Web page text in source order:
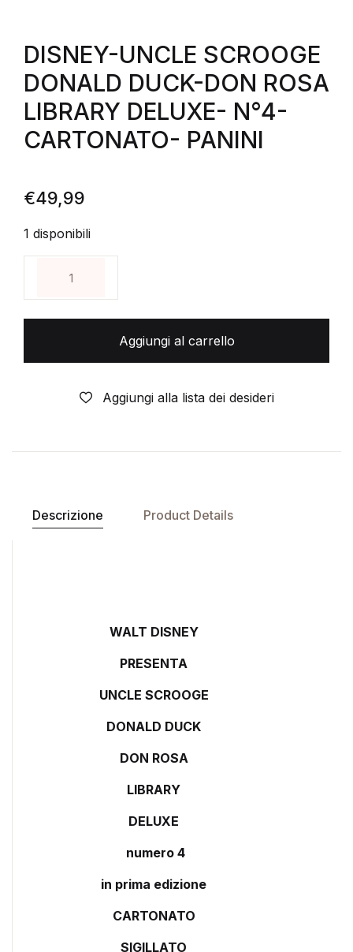
DISNEY-UNCLE SCROOGE
DONALD DUCK-DON ROSA
LIBRARY DELUXE- N°4-
CARTONATO- PANINI
€49,99
1 disponibili
Aggiungi al carrello
Aggiungi alla lista dei desideri
Descrizione Product Details
WALT DISNEY
PRESENTA
UNCLE SCROOGE
DONALD DUCK
DON ROSA
LIBRARY
DELUXE
numero 4
in prima edizione
CARTONATO
SIGILLATO